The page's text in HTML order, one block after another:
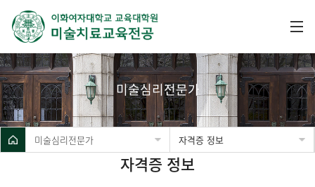
미술심리전문가
미술심리전문가 자격증 정보
자격증 정보